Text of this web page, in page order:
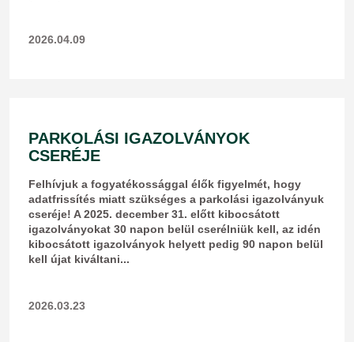
2026.04.09
PARKOLÁSI IGAZOLVÁNYOK
CSERÉJE
Felhívjuk a fogyatékossággal élők figyelmét, hogy
adatfrissítés miatt szükséges a parkolási igazolványuk
cseréje! A 2025. december 31. előtt kibocsátott
igazolványokat 30 napon belül cserélniük kell, az idén
kibocsátott igazolványok helyett pedig 90 napon belül
kell újat kiváltani...
2026.03.23